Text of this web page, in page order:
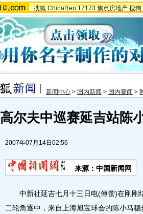
搜狐 ChinaRen 17173 焦点房地产 搜狗
新闻中心 > 国内新闻 > 国内要闻 >
高尔夫中巡赛延吉站陈
2007年07月14日02:56
来源：中国新闻网
中新社延吉七月十三日电(傅蕾)在刚刚
二轮角逐中，来自上海旭宝球会的陈小马